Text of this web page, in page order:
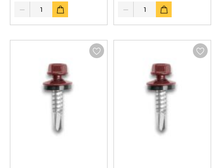
Quantity Quantity